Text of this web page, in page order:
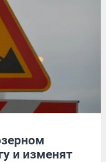
и изменят